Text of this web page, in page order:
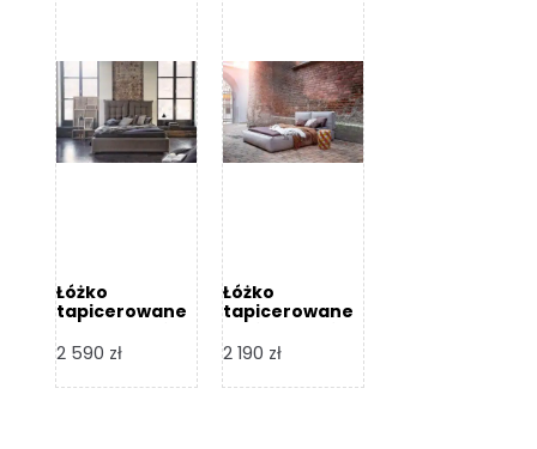
Łóżko
tapicerowane
Design
2 590 zł
Łóżko
tapicerowane
Design
2 190 zł